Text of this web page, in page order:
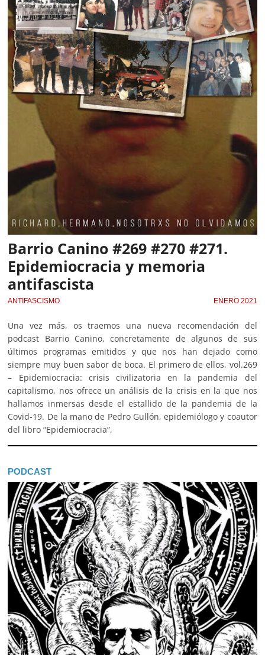
Barrio Canino #269 #270 #271.
Epidemiocracia y memoria
antifascista
ANTIFASCISMO ENERO 2021
Una vez más, os traemos una nueva recomendación del
podcast Barrio Canino, concretamente de algunos de sus
últimos programas emitidos y que nos han dejado como
siempre muy buen sabor de boca. El primero de ellos, vol.269
– Epidemiocracia: crisis civilizatoria en la pandemia del
capitalismo, nos ofrece un análisis de la crisis en la que nos
hallamos inmersas desde el estallido de la pandemia de la
Covid-19. De la mano de Pedro Gullón, epidemiólogo y coautor
del libro “Epidemiocracia”,
PODCAST